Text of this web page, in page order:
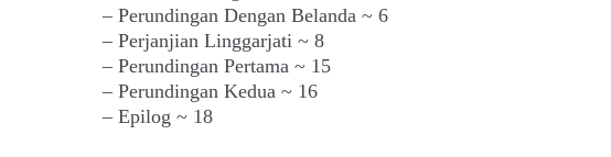
– Perundingan Dengan Belanda ~ 6
– Perjanjian Linggarjati ~ 8
– Perundingan Pertama ~ 15
– Perundingan Kedua ~ 16
– Epilog ~ 18